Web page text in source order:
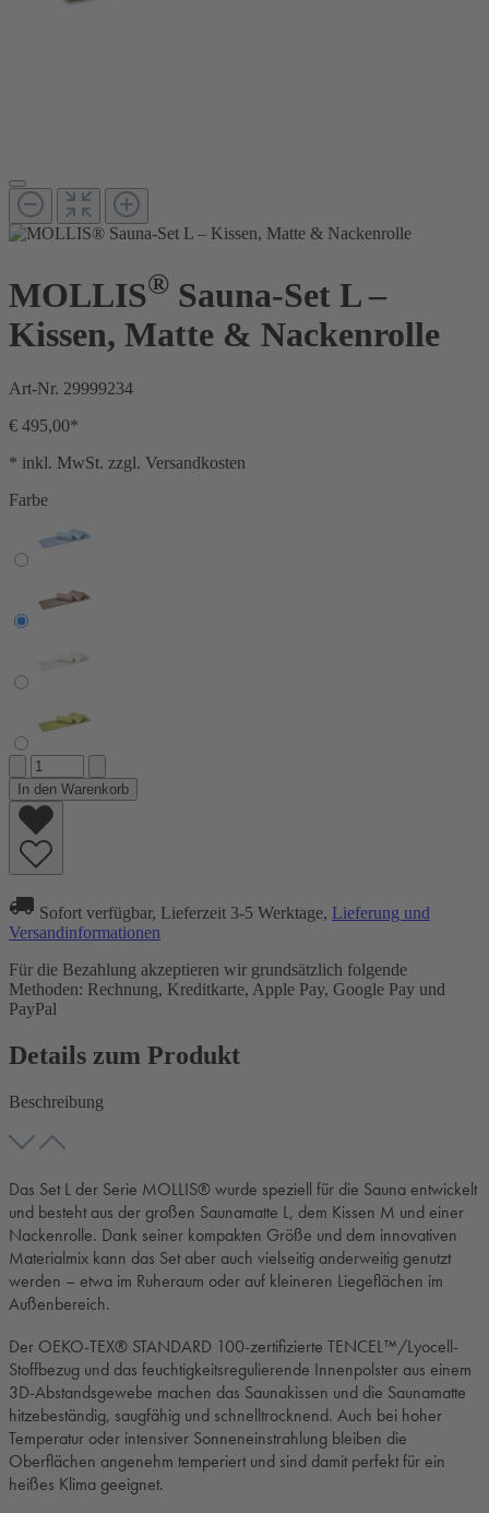
MOLLIS® Sauna-Set L –
Kissen, Matte & Nackenrolle
Art-Nr. 29999234
€ 495,00*
* inkl. MwSt. zzgl. Versandkosten
Farbe
In den Warenkorb
Sofort verfügbar, Lieferzeit 3-5 Werktage, Lieferung und
Versandinformationen
Für die Bezahlung akzeptieren wir grundsätzlich folgende
Methoden: Rechnung, Kreditkarte, Apple Pay, Google Pay und
PayPal
Details zum Produkt
Beschreibung
Das Set L der Serie MOLLIS® wurde speziell für die Sauna entwickelt
und besteht aus der großen Saunamatte L, dem Kissen M und einer
Nackenrolle. Dank seiner kompakten Größe und dem innovativen
Materialmix kann das Set aber auch vielseitig anderweitig genutzt
werden – etwa im Ruheraum oder auf kleineren Liegeflächen im
Außenbereich.
Der OEKO-TEX® STANDARD 100-zertifizierte TENCEL™/Lyocell-
Stoffbezug und das feuchtigkeitsregulierende Innenpolster aus einem
3D-Abstandsgewebe machen das Saunakissen und die Saunamatte
hitzebeständig, saugfähig und schnelltrocknend. Auch bei hoher
Temperatur oder intensiver Sonneneinstrahlung bleiben die
Oberflächen angenehm temperiert und sind damit perfekt für ein
heißes Klima geeignet.